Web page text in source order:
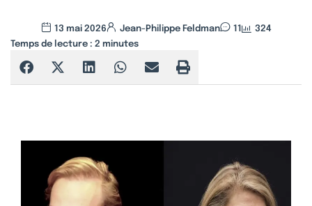
13 mai 2026 Jean-Philippe Feldman 11
324
Temps de lecture : 2 minutes